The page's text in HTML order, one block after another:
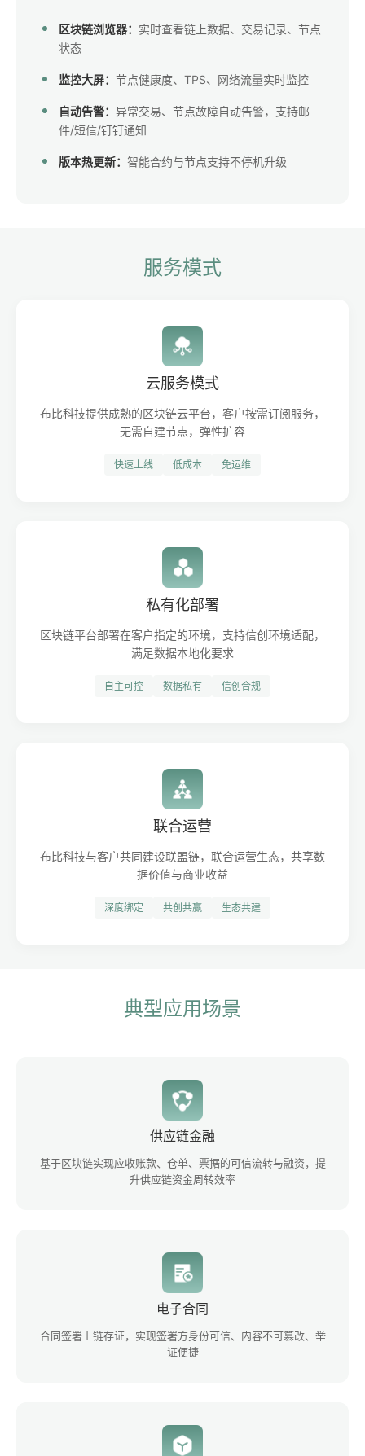
区块链浏览器： 实时查看链上数据、交易记录、节点
状态
监控大屏： 节点健康度、TPS、网络流量实时监控
自动告警： 异常交易、节点故障自动告警，支持邮
件/短信/钉钉通知
版本热更新： 智能合约与节点支持不停机升级
服务模式
云服务模式
布比科技提供成熟的区块链云平台，客户按需订阅服务，
无需自建节点，弹性扩容
快速上线 低成本 免运维
私有化部署
区块链平台部署在客户指定的环境，支持信创环境适配，
满足数据本地化要求
自主可控 数据私有 信创合规
联合运营
布比科技与客户共同建设联盟链，联合运营生态，共享数
据价值与商业收益
深度绑定 共创共赢 生态共建
典型应用场景
供应链金融
基于区块链实现应收账款、仓单、票据的可信流转与融资，提
升供应链资金周转效率
电子合同
合同签署上链存证，实现签署方身份可信、内容不可篡改、举
证便捷